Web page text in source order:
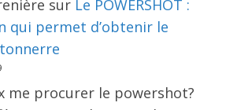
sur Le POWERSHOT :
qui permet d’obtenir le
me procurer le powershot?